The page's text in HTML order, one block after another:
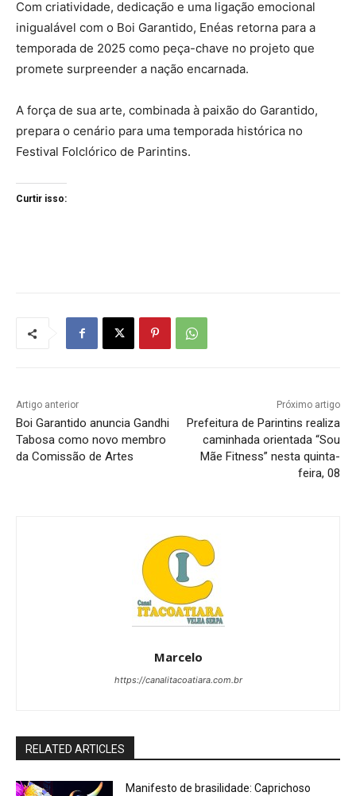
Com criatividade, dedicação e uma ligação emocional
inigualável com o Boi Garantido, Enéas retorna para a
temporada de 2025 como peça-chave no projeto que
promete surpreender a nação encarnada.
A força de sua arte, combinada à paixão do Garantido,
prepara o cenário para uma temporada histórica no
Festival Folclórico de Parintins.
Curtir isso:
Artigo anterior
Boi Garantido anuncia Gandhi
Tabosa como novo membro
da Comissão de Artes
Próximo artigo
Prefeitura de Parintins realiza
caminhada orientada “Sou
Mãe Fitness” nesta quinta-
feira, 08
Marcelo
https://canalitacoatiara.com.br
RELATED ARTICLES
Manifesto de brasilidade: Caprichoso